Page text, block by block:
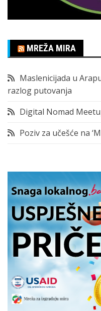
MREŽA MIRA
Maslenicijada u
razlog putovanja
Digital Nomad
Poziv za učešće na